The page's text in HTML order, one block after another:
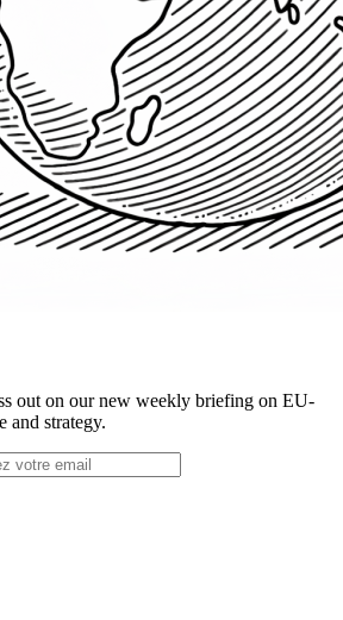
out on our new weekly briefing on EU-
and strategy.